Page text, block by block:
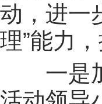
动，进一
理”能力
一是